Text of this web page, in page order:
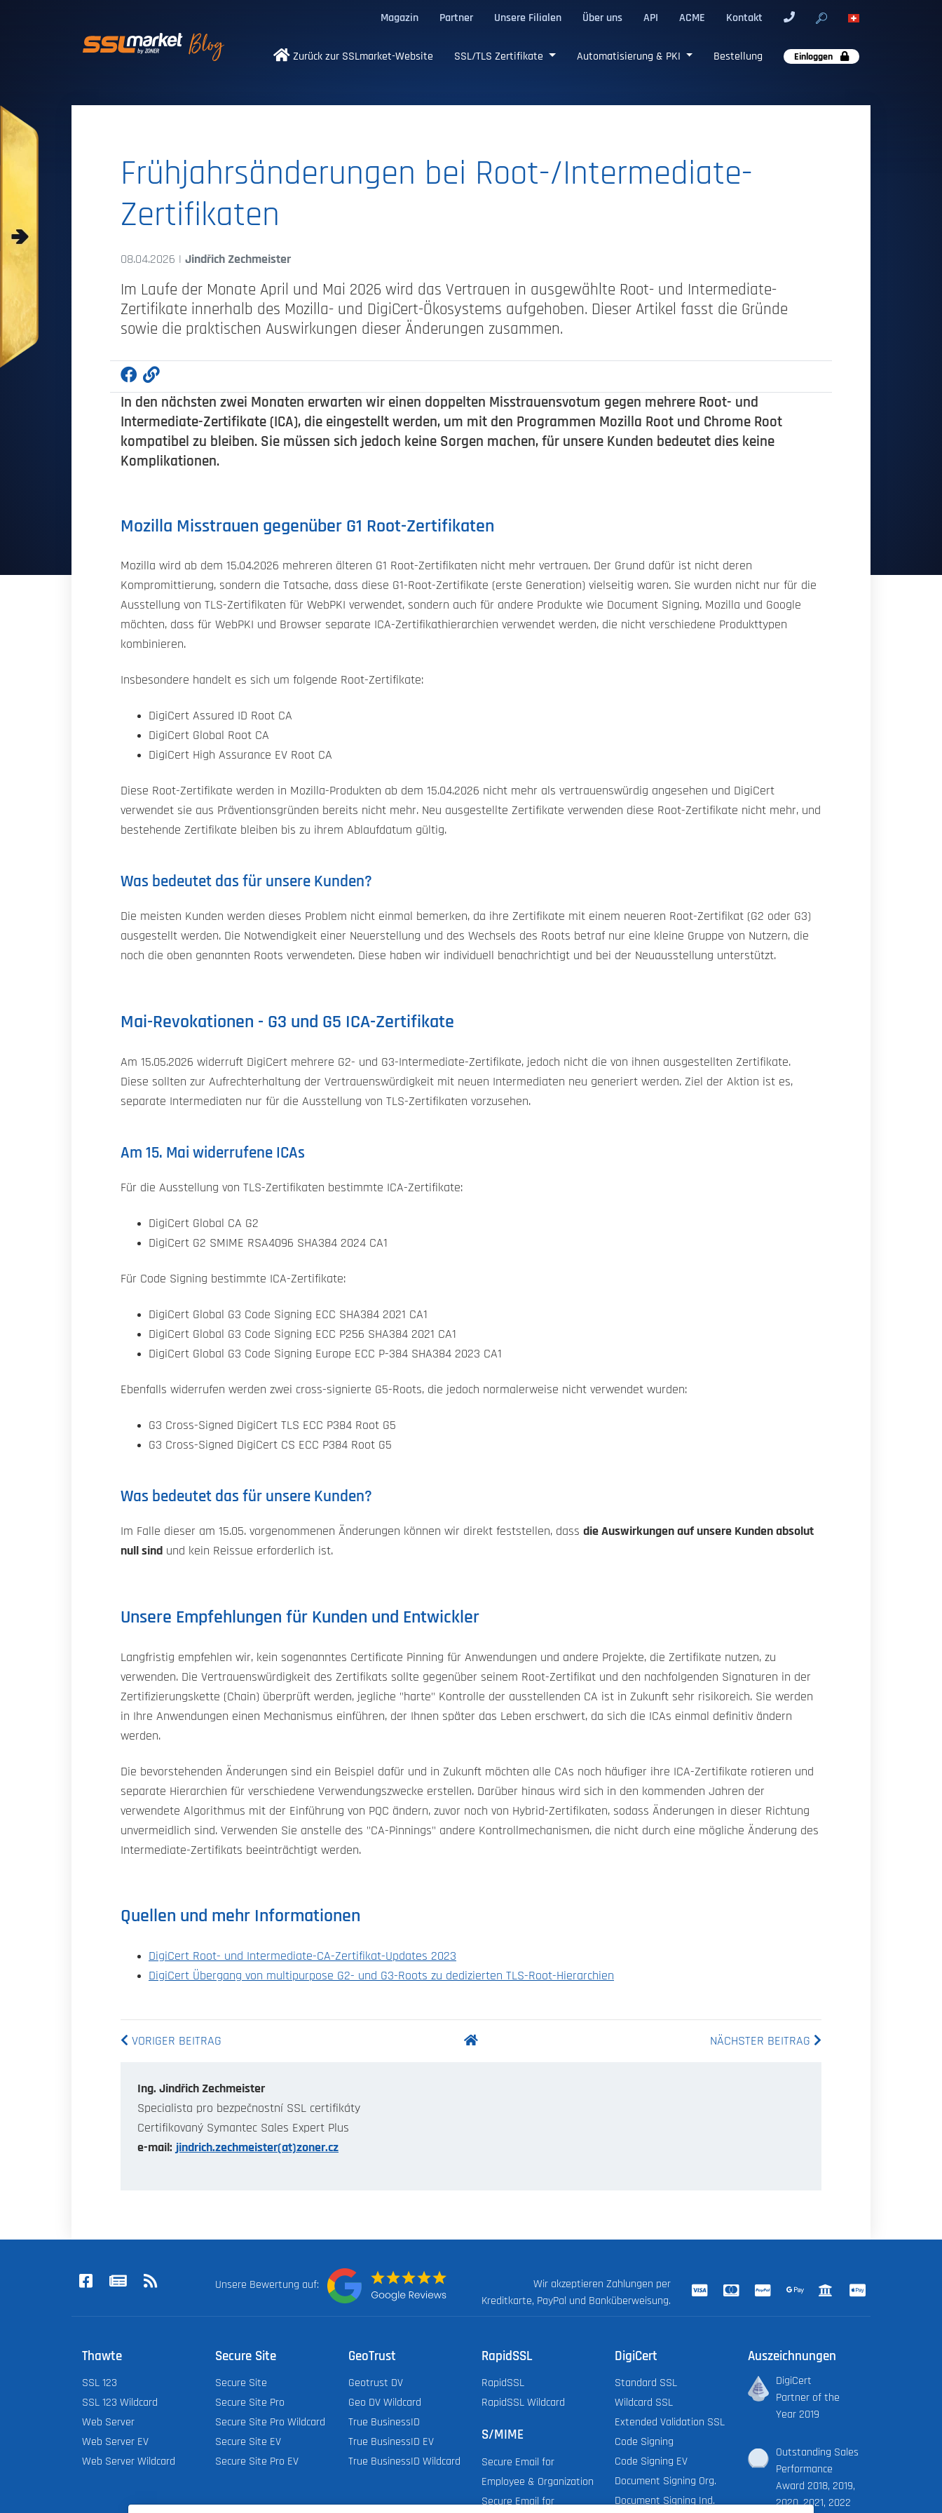
Magazin Partner Unsere Filialen Über uns API ACME Kontakt
Vertrauenswürdige SSL/TLS-Zertifikate
Zurück zur SSLmarket-Website SSL/TLS Zertifikate Automatisierung & PKI Bestellung Einloggen
Frühjahrsänderungen bei Root-/Intermediate-
Zertifikaten
08.04.2026 | Jindřich Zechmeister
Im Laufe der Monate April und Mai 2026 wird das Vertrauen in ausgewählte Root- und Intermediate-
Zertifikate innerhalb des Mozilla- und DigiCert-Ökosystems aufgehoben. Dieser Artikel fasst die Gründe
sowie die praktischen Auswirkungen dieser Änderungen zusammen.
In den nächsten zwei Monaten erwarten wir einen doppelten Misstrauensvotum gegen mehrere Root- und
Intermediate-Zertifikate (ICA), die eingestellt werden, um mit den Programmen Mozilla Root und Chrome Root
kompatibel zu bleiben. Sie müssen sich jedoch keine Sorgen machen, für unsere Kunden bedeutet dies keine
Komplikationen.
Mozilla Misstrauen gegenüber G1 Root-Zertifikaten
Mozilla wird ab dem 15.04.2026 mehreren älteren G1 Root-Zertifikaten nicht mehr vertrauen. Der Grund dafür ist nicht deren
Kompromittierung, sondern die Tatsache, dass diese G1-Root-Zertifikate (erste Generation) vielseitig waren. Sie wurden nicht nur für die
Ausstellung von TLS-Zertifikaten für WebPKI verwendet, sondern auch für andere Produkte wie Document Signing. Mozilla und Google
möchten, dass für WebPKI und Browser separate ICA-Zertifikathierarchien verwendet werden, die nicht verschiedene Produkttypen
kombinieren.
Insbesondere handelt es sich um folgende Root-Zertifikate:
DigiCert Assured ID Root CA
DigiCert Global Root CA
DigiCert High Assurance EV Root CA
Diese Root-Zertifikate werden in Mozilla-Produkten ab dem 15.04.2026 nicht mehr als vertrauenswürdig angesehen und DigiCert
verwendet sie aus Präventionsgründen bereits nicht mehr. Neu ausgestellte Zertifikate verwenden diese Root-Zertifikate nicht mehr, und
bestehende Zertifikate bleiben bis zu ihrem Ablaufdatum gültig.
Was bedeutet das für unsere Kunden?
Die meisten Kunden werden dieses Problem nicht einmal bemerken, da ihre Zertifikate mit einem neueren Root-Zertifikat (G2 oder G3)
ausgestellt werden. Die Notwendigkeit einer Neuerstellung und des Wechsels des Roots betraf nur eine kleine Gruppe von Nutzern, die
noch die oben genannten Roots verwendeten. Diese haben wir individuell benachrichtigt und bei der Neuausstellung unterstützt.
Mai-Revokationen - G3 und G5 ICA-Zertifikate
Am 15.05.2026 widerruft DigiCert mehrere G2- und G3-Intermediate-Zertifikate, jedoch nicht die von ihnen ausgestellten Zertifikate.
Diese sollten zur Aufrechterhaltung der Vertrauenswürdigkeit mit neuen Intermediaten neu generiert werden. Ziel der Aktion ist es,
separate Intermediaten nur für die Ausstellung von TLS-Zertifikaten vorzusehen.
Am 15. Mai widerrufene ICAs
Für die Ausstellung von TLS-Zertifikaten bestimmte ICA-Zertifikate:
DigiCert Global CA G2
DigiCert G2 SMIME RSA4096 SHA384 2024 CA1
Für Code Signing bestimmte ICA-Zertifikate:
DigiCert Global G3 Code Signing ECC SHA384 2021 CA1
DigiCert Global G3 Code Signing ECC P256 SHA384 2021 CA1
DigiCert Global G3 Code Signing Europe ECC P-384 SHA384 2023 CA1
Ebenfalls widerrufen werden zwei cross-signierte G5-Roots, die jedoch normalerweise nicht verwendet wurden:
G3 Cross-Signed DigiCert TLS ECC P384 Root G5
G3 Cross-Signed DigiCert CS ECC P384 Root G5
Was bedeutet das für unsere Kunden?
Im Falle dieser am 15.05. vorgenommenen Änderungen können wir direkt feststellen, dass die Auswirkungen auf unsere Kunden absolut
null sind und kein Reissue erforderlich ist.
Unsere Empfehlungen für Kunden und Entwickler
Langfristig empfehlen wir, kein sogenanntes Certificate Pinning für Anwendungen und andere Projekte, die Zertifikate nutzen, zu
verwenden. Die Vertrauenswürdigkeit des Zertifikats sollte gegenüber seinem Root-Zertifikat und den nachfolgenden Signaturen in der
Zertifizierungskette (Chain) überprüft werden, jegliche "harte" Kontrolle der ausstellenden CA ist in Zukunft sehr risikoreich. Sie werden
in Ihre Anwendungen einen Mechanismus einführen, der Ihnen später das Leben erschwert, da sich die ICAs einmal definitiv ändern
werden.
Die bevorstehenden Änderungen sind ein Beispiel dafür und in Zukunft möchten alle CAs noch häufiger ihre ICA-Zertifikate rotieren und
separate Hierarchien für verschiedene Verwendungszwecke erstellen. Darüber hinaus wird sich in den kommenden Jahren der
verwendete Algorithmus mit der Einführung von PQC ändern, zuvor noch von Hybrid-Zertifikaten, sodass Änderungen in dieser Richtung
unvermeidlich sind. Verwenden Sie anstelle des "CA-Pinnings" andere Kontrollmechanismen, die nicht durch eine mögliche Änderung des
Intermediate-Zertifikats beeinträchtigt werden.
Quellen und mehr Informationen
DigiCert Root- und Intermediate-CA-Zertifikat-Updates 2023
DigiCert Übergang von multipurpose G2- und G3-Roots zu dedizierten TLS-Root-Hierarchien
VORIGER BEITRAG NÄCHSTER BEITRAG
Ing. Jindřich Zechmeister
Specialista pro bezpečnostní SSL certifikáty
Certifikovaný Symantec Sales Expert Plus
e-mail: jindrich.zechmeister(at)zoner.cz
Unsere Bewertung auf:
Wir akzeptieren Zahlungen per
Kreditkarte, PayPal und Banküberweisung.
Thawte
SSL 123
SSL 123 Wildcard
Web Server
Web Server EV
Web Server Wildcard
Secure Site
Secure Site
Secure Site Pro
Secure Site Pro Wildcard
Secure Site EV
Secure Site Pro EV
GeoTrust
Geotrust DV
Geo DV Wildcard
True BusinessID
True BusinessID EV
True BusinessID Wildcard
RapidSSL
RapidSSL
RapidSSL Wildcard
S/MIME
Secure Email for
Employee & Organization
Secure Email for
DigiCert
Standard SSL
Wildcard SSL
Extended Validation SSL
Code Signing
Code Signing EV
Document Signing Org.
Document Signing Ind.
Auszeichnungen
DigiCert
Partner of the
Year 2019
Outstanding Sales
Performance
Award 2018, 2019,
2020, 2021, 2022